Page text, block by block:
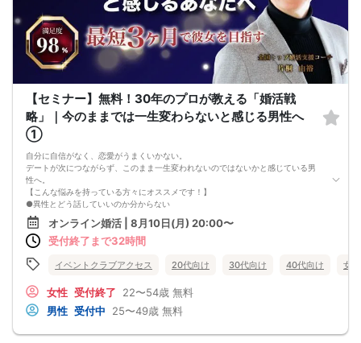
★---この相談会で目指す変化
なんとなく婚活を続けている状態から、「自分が結婚するために何をすべきかが
明確になっている状態」へ。
男性から見た結婚相手の選ばれ方を理解し、理想のパートナーとの結婚に向けて
最短距離で進める状態を目指します。
◆講師紹介｜小松 賢司
現在は結婚相談所で婚活カウンセラーとして活動し、年間40組以上の成婚サポー
トや数多くのカップル成立に携わっています。
実は僕自身、社会人になるまで交際経験がありませんでした。
そこから街コン、マッチングアプリ、紹介など、あらゆる出会い方を経験し、多
くの失敗を重ねてきました。
その後、自身の結婚・離婚・再婚を経験し、婚活だけでなく「結婚後にうまくい
く関係づくり」についても学び続けてきました。
また、これまで1000人以上の女性と出会ってきた経験から、
・男性はどんな時に結婚を決意するのか
・恋愛はできるのに結婚につながらない理由
など、女性同士ではなかなか聞けない男性の本音をお伝えできます。
女性を評価したり否定したりする場ではありません。
男性目線を知ることで、皆さまの婚活が少しでも前向きになり、自信を持って行
動できるようになることを目的としています。
また、私がこの相談会を開催する理由はシンプルです。
婚活現場で多くの方をサポートする中で、「もっと早く知っていれば、もっとス
ムーズに結婚できたのに」と感じるケースを数多く見てきたからです。
特に女性の婚活は、頑張り方を間違えると時間だけが過ぎてしまうことがありま
だからこそ、まずは気軽に相談できる場をつくりたいと思い、この無料相談会を
【セミナー】無料！30年のプロが教える「婚活戦
略」｜今のままでは一生変わらないと感じる男性へ
①
自分に自信がなく、恋愛がうまくいかない。
デートが次につながらず、このまま一生変われないのではないかと感じている男
性へ。
【こんな悩みを持っている方々にオススメです！】
●異性とどう話していいのか分からない
●婚活パーティー、合コンで上手くいかない
●デートやお見合いが２回目につながらない
●今のままでは一生変わらない気がする
恋愛経験が少なくても大丈夫です。
恋愛・婚活の具体的な方法をお伝えします。
【婚活戦略セミナーで得られるメリットは！】
●休日に彼女と楽しくデートできる自分を目指せる
●婚活パーティーやマッチングアプリで結果を出せるようになる
オンライン婚活 | 8月10日(月) 20:00〜
受付終了まで32時間
イベントクラブアクセス 20代向け 30代向け 40代向け 女
女性 受付終了 22〜54歳 無料
男性 受付中 25〜49歳 無料